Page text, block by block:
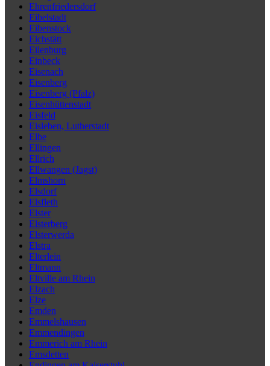
Ehrenfriedersdorf
Eibelstadt
Eibenstock
Eichstätt
Eilenburg
Einbeck
Eisenach
Eisenberg
Eisenberg (Pfalz)
Eisenhüttenstadt
Eisfeld
Eisleben, Lutherstadt
Elbe
Ellingen
Ellrich
Ellwangen (Jagst)
Elmshorn
Elsdorf
Elsfleth
Elster
Elsterberg
Elsterwerda
Elstra
Elterlein
Eltmann
Eltville am Rhein
Elzach
Elze
Emden
Emmelshausen
Emmendingen
Emmerich am Rhein
Emsdetten